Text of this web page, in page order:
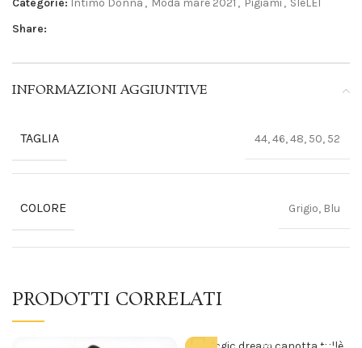
Categorie: Intimo Donna , Moda mare 2021 , Pigiami , SIèLEI
Share:
INFORMAZIONI AGGIUNTIVE
TAGLIA 44, 46, 48, 50, 52
COLORE Grigio, Blu
PRODOTTI CORRELATI